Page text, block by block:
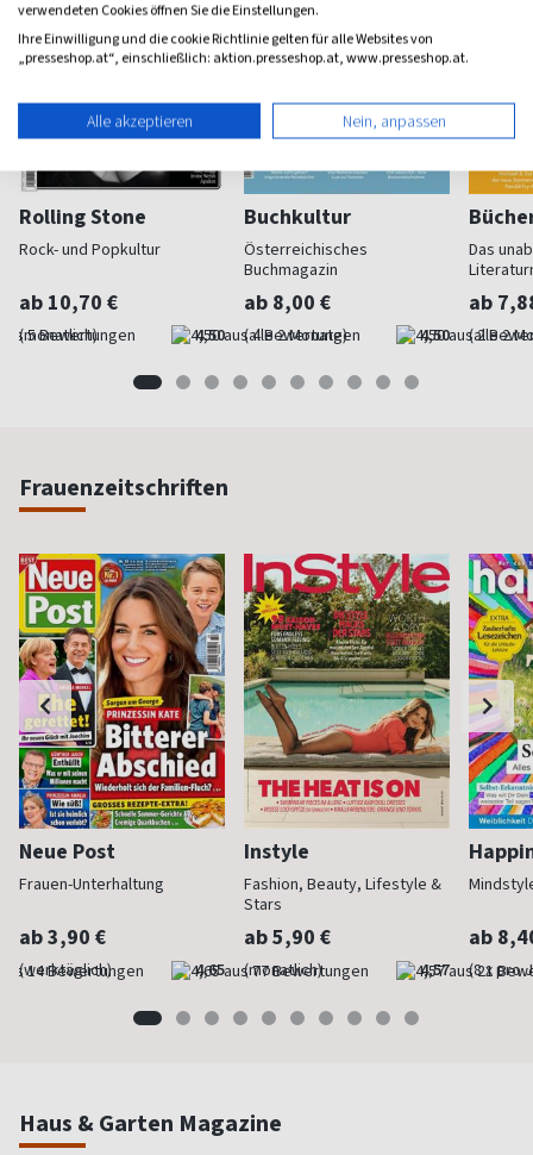
Rolling Stone
Rock- und Popkultur
ab 10,70 €
(monatlich) 4,50
Buchkultur
Österreichisches
Buchmagazin
ab 8,00 €
(alle 2 Monate) 4,50
Das
ab
(alle 2
Frauenzeitschriften
Neue Post
Frauen-Unterhaltung
ab 3,90 €
(werktäglich) 4,65
Instyle
Fashion, Beauty, Lifestyle &
Stars
ab 5,90 €
(monatlich) 4,57
ab
(8 x pro
Haus & Garten Magazine
verwendeten Cookies öffnen Sie die Einstellungen.
Ihre Einwilligung und die cookie Richtlinie gelten für alle Websites von
„presseshop.at“, einschließlich: aktion.presseshop.at, www.presseshop.at.
Alle akzeptieren Nein, anpassen